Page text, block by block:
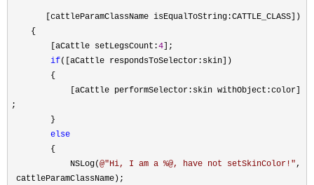
[cattleParamClassName isEqualToString:CATTLE_CLASS])
{
[aCattle setLegsCount:4 ];
if([aCattle respondsToSelector:skin])
{
[aCattle performSelector:skin withObject:color]
;
}
else
{
NSLog(@"Hi, I am a %@, have not setSkinColor! ",
cattleParamClassName);